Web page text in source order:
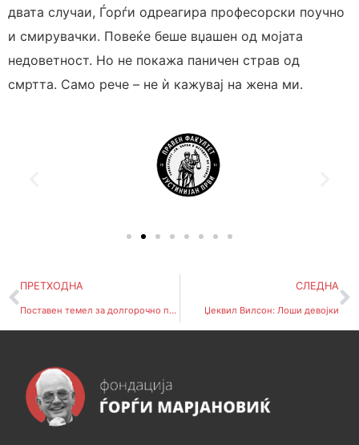
двата случаи, Ѓорѓи одреагира професорски поучно
и смирувачки. Повеќе беше вџашен од мојата
недоветност. Но не покажа паничен страв од
смртта. Само рече – не ѝ кажувај на жена ми.
ПРЕТХОДНА
Поставен темел за долгорочно партнерство меѓу Македонија 2025 и Фондацијата Ѓорѓи Марјановиќ
СЛЕДНА
Џеквил Вилсон: Лоши девојки